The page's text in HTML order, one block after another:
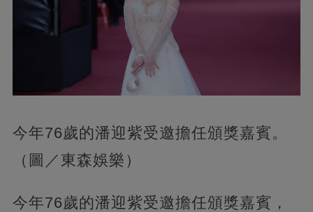
今年76歲的潘迎紫受邀擔任頒獎嘉賓。
（圖／東森娛樂）
今年76歲的潘迎紫受邀擔任頒獎嘉賓，